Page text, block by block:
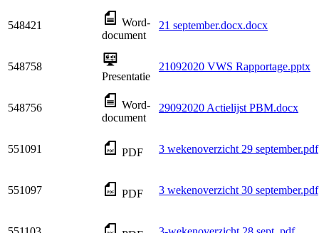
548421
Word-
document
21 september.docx.docx
548758
Presentatie
21092020 VWS Rapportage.pptx
548756
Word-
document
29092020 Actielijst PBM.docx
551091 PDF 3 wekenoverzicht 29 september.pdf
551097 PDF 3 wekenoverzicht 30 september.pdf